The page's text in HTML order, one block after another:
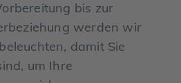
bis zur
werden wir
damit Sie
um Ihre